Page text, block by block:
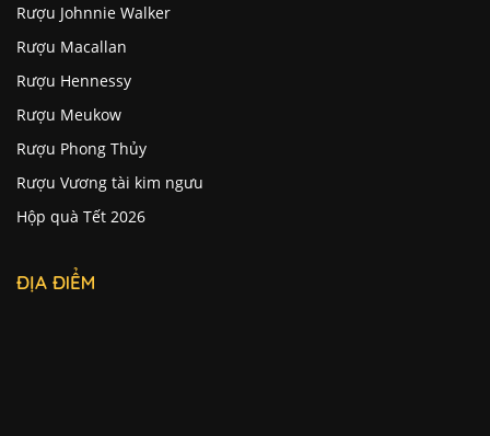
Rượu Johnnie Walker
Rượu Macallan
Rượu Hennessy
Rượu Meukow
Rượu Phong Thủy
Rượu Vương tài kim ngưu
Hộp quà Tết 2026
ĐỊA ĐIỂM